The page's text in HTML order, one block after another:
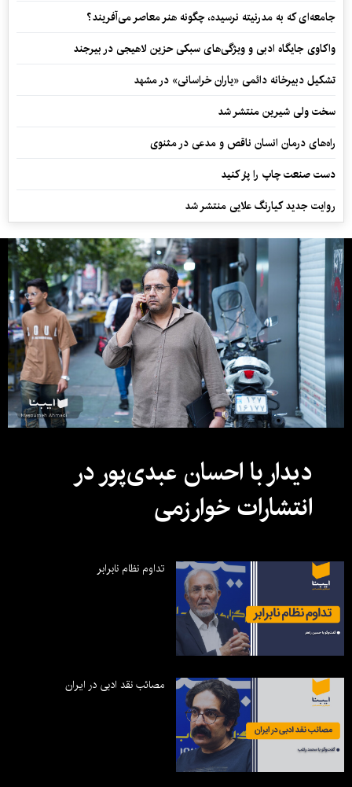
جامعه‌ای که به مدرنیته نرسیده، چگونه هنر معاصر می‌آفریند؟
واکاوی جایگاه ادبی و ویژگی‌های سبکی حزین لاهیجی در بیرجند
تشکیل دبیرخانه دائمی «یاران خراسانی» در مشهد
سخت ولی شیرین منتشر شد
راه‌های درمان انسان ناقص و مدعی در مثنوی
دست صنعت چاپ را پرُ کنید
روایت جدید کیارنگ علایی منتشر شد
دیدار با احسان عبدی‌پور در
انتشارات خوارزمی
تداوم نظام نابرابر
مصائب نقد ادبی در ایران